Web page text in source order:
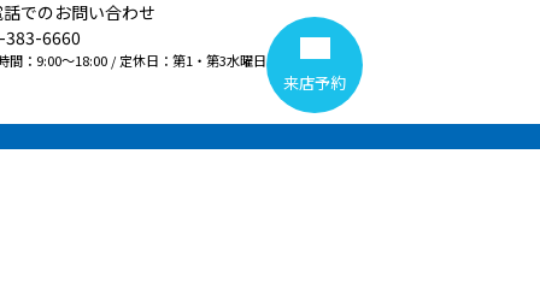
でのお問い合わせ
383-6660
間：9:00～18:00 / 定休日：第1・第3水曜日
来店予約